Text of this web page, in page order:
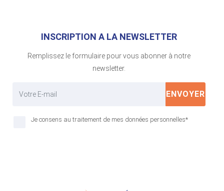
INSCRIPTION A LA NEWSLETTER
Remplissez le formulaire pour vous abonner à notre
newsletter.
ENVOYER
Je consens au traitement de mes données personnelles*